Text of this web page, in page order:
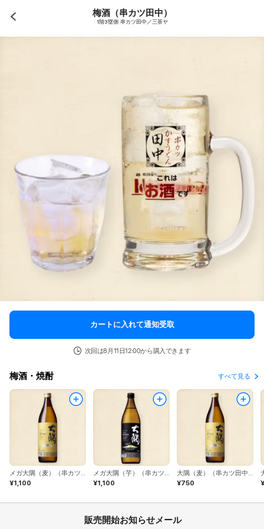
梅酒（串カツ田中）
1階3塁側 串カツ田中／三茶ヤ
カートに入れて通知受取
次回は8月11日12:00から購入できます
梅酒・焼酎 すべて見る
メガ大隅（麦）（串カツ田中）
¥1,100
メガ大隅（芋）（串カツ田中）
¥1,100
大隅（麦）（串カツ田中）
¥750
販売開始お知らせメール